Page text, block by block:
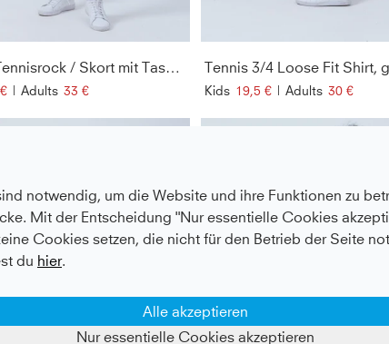
Classic Tennisrock / Skort mit Taschen, grau
| Adults 33 €
Tennis 3/4 Loose Fit Shirt,
Kids 19,5 € | Adults 30 €
notwendig, um die Website und ihre Funktionen zu
Mit der Entscheidung "Nur essentielle Cookies
Cookies setzen, die nicht für den Betrieb der Seite
du hier.
Alle akzeptieren
Nur essentielle Cookies akzeptieren